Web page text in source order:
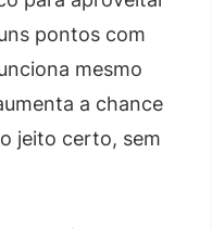
pontos com
mesmo
a chance
jeito certo, sem